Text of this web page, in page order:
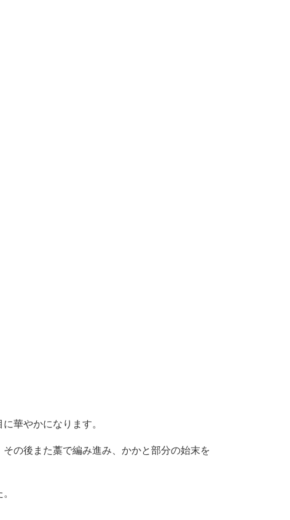
華やかになります。
の後また藁で編み進み、かかと部分の始末を